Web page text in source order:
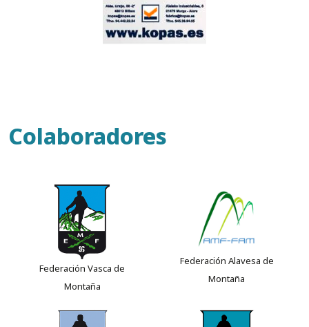
Colaboradores
Federación Vasca de
Montaña
Federación Alavesa de
Montaña